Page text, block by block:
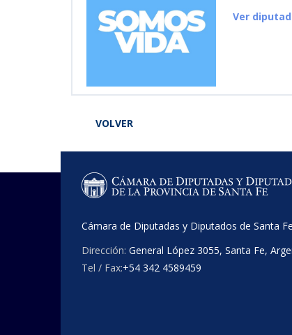
Ver
VOLVER
Cámara de Diputadas y Diputados de Santa
Dirección: General López 3055, Santa Fe,
Tel / Fax:+54 342 4589459